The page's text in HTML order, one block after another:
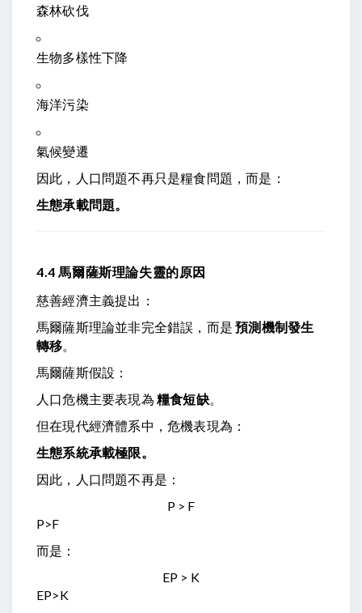
森林砍伐
生物多樣性下降
海洋污染
氣候變遷
因此，人口問題不再只是糧食問題，而是：
生態承載問題。
4.4 馬爾薩斯理論失靈的原因
慈善經濟主義提出：
馬爾薩斯理論並非完全錯誤，而是預測機制發生
轉移。
馬爾薩斯假設：
人口危機主要表現為 糧食短缺。
但在現代經濟體系中，危機表現為：
生態系統承載極限。
因此，人口問題不再是：
P > F
P>F
而是：
EP > K
EP>K